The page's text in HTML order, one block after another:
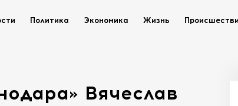
Политика Экономика Жизнь
Вячеслав